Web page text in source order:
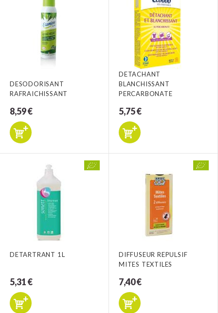
DESODORISANT
RAFRAICHISSANT
8,59 €
DETACHANT
BLANCHISSANT
PERCARBONATE
5,75 €
DETARTRANT 1L
5,31 €
DIFFUSEUR REPULSIF
MITES TEXTILES
7,40 €